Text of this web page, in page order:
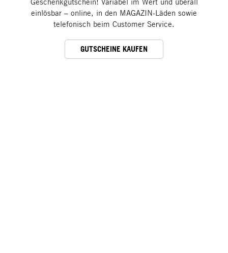
einlösbar – online, in den MAGAZIN-Läden sowie
telefonisch beim Customer Service.
GUTSCHEINE KAUFEN